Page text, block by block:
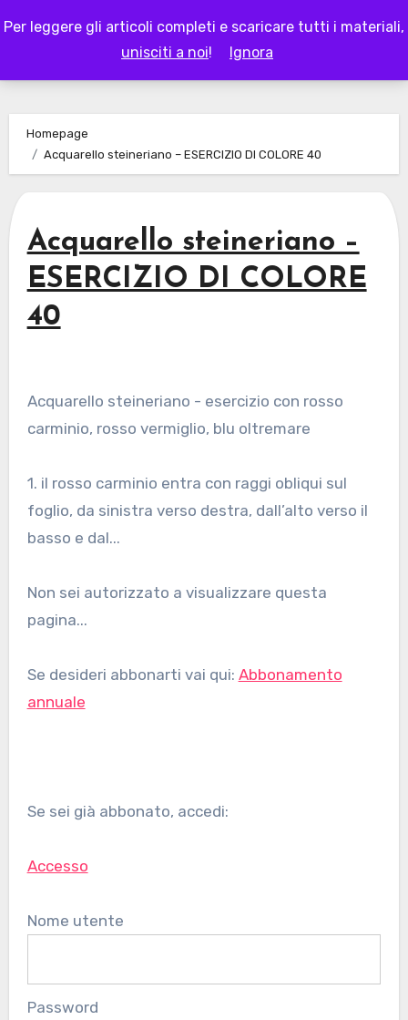
Per leggere gli articoli completi e scaricare tutti i materiali,
unisciti a noi! Ignora
to
LAPAPPADOLCE
Homepage
Acquarello steineriano – ESERCIZIO DI COLORE 40
Acquarello steineriano –
ESERCIZIO DI COLORE
40
Acquarello steineriano - esercizio con rosso
carminio, rosso vermiglio, blu oltremare
1. il rosso carminio entra con raggi obliqui sul
foglio, da sinistra verso destra, dall’alto verso il
basso e dal...
Non sei autorizzato a visualizzare questa
pagina...
Se desideri abbonarti vai qui: Abbonamento
annuale
Se sei già abbonato, accedi:
Accesso
Nome utente
Password